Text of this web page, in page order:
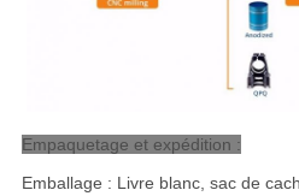
Empaquetage et expédition :
Emballage : Livre blanc, sac de